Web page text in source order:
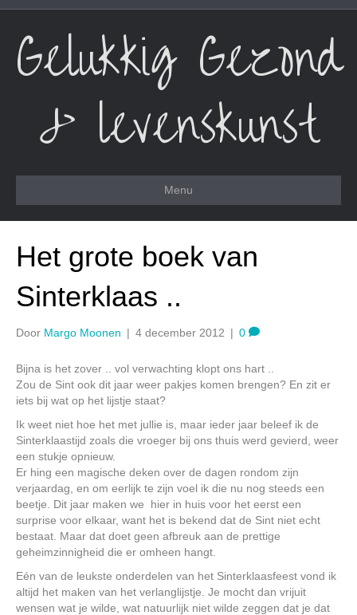
Gelukkig Gezond
& levenskunst
Menu
Het grote boek van
Sinterklaas ..
Door Margo Moonen | 4 december 2012 | 0
Bijna is het zover .. vol verwachting klopt ons hart ..
Zou de Sint ook dit jaar weer pakjes komen brengen? En zit er
iets bij wat op het lijstje staat?
Ik weet niet hoe het met jullie is, maar ieder jaar beleef ik de
Sinterklaastijd zoals die vroeger bij ons thuis werd gevierd, weer
een stukje opnieuw.
Er hing een magische deken over de dagen rondom zijn
verjaardag, en om eerlijk te zijn voel ik die nu nog steeds een
beetje. Dit jaar maken we hier in huis voor het eerst een
surprise voor elkaar, want het is bekend dat de Sint niet echt
bestaat. Maar dat doet geen afbreuk aan de prettige
geheimzinnigheid die er omheen hangt.
Eén van de leukste onderdelen van het Sinterklaasfeest vond ik
altijd het maken van het verlanglijstje. Je mocht dan vrijuit
wensen wat je wilde, wat natuurlijk niet wilde zeggen dat je dat